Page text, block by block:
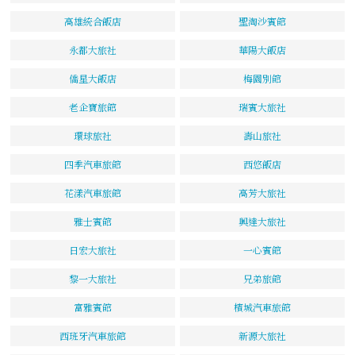
高雄統合飯店 聖淘沙賓館
永都大旅社 華陽大飯店
僑星大飯店 梅園別館
老企寶旅館 瑞賓大旅社
環球旅社 壽山旅社
四季汽車旅館 西悠飯店
花漾汽車旅館 高芳大旅社
雅士賓館 興達大旅社
日宏大旅社 一心賓館
黎一大旅社 兄弟旅館
富雅賓館 檳城汽車旅館
西班牙汽車旅館 新源大旅社